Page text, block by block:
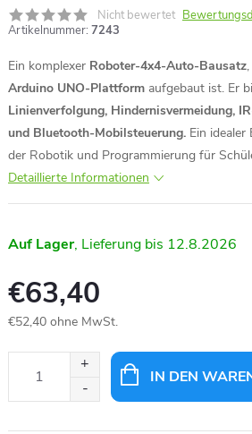
Nicht bewertet
Artikelnummer: 7243
Ein komplexer Roboter-4x4-Auto-Bausatz
Arduino UNO-Plattform aufgebaut ist. Er
Linienverfolgung, Hindernisvermeidung,
und Bluetooth-Mobilsteuerung. Ein
der Robotik und Programmierung für
Detaillierte Informationen
Auf Lager 12.8.2026
€63,40
€52,40 ohne MwSt.
IN DEN